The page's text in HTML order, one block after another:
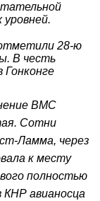
уровней.
28-ю
В честь
Гонконге
ВМС
Сотни
Ламма, через
к месту
полностью
КНР авианосца